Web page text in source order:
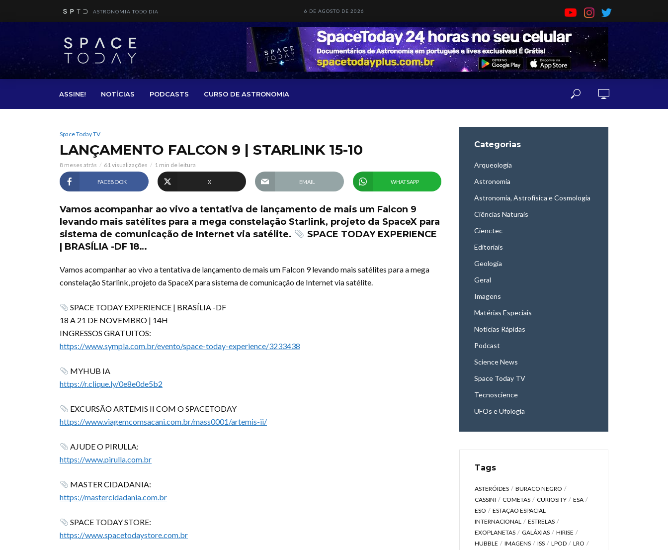
ASTRONOMIA TODO DIA 6 DE AGOSTO DE 2026
ASSINE! NOTÍCIAS PODCASTS CURSO DE ASTRONOMIA
Space Today TV
LANÇAMENTO FALCON 9 | STARLINK 15-10
8 meses atrás 61 visualizações 1 min de leitura
FACEBOOK X EMAIL WHATSAPP
Vamos acompanhar ao vivo a tentativa de lançamento de mais um Falcon 9
levando mais satélites para a mega constelação Starlink, projeto da SpaceX para
sistema de comunicação de Internet via satélite.
SPACE TODAY EXPERIENCE
| BRASÍLIA -DF 18…
Vamos acompanhar ao vivo a tentativa de lançamento de mais um Falcon 9 levando mais satélites para a mega
constelação Starlink, projeto da SpaceX para sistema de comunicação de Internet via satélite.
SPACE TODAY EXPERIENCE | BRASÍLIA -DF
18 A 21 DE NOVEMBRO | 14H
INGRESSOS GRATUITOS:
https://www.sympla.com.br/evento/space-today-experience/3233438
MYHUB IA
https://r.clique.ly/0e8e0de5b2
EXCURSÃO ARTEMIS II COM O SPACETODAY
https://www.viagemcomsacani.com.br/mass0001/artemis-ii/
AJUDE O PIRULLA:
https://www.pirulla.com.br
MASTER CIDADANIA:
https://mastercidadania.com.br
SPACE TODAY STORE:
https://www.spacetodaystore.com.br
Categorias
Arqueologia
Astronomia
Astronomia, Astrofísica e Cosmologia
Ciências Naturais
Cienctec
Editoriais
Geologia
Geral
Imagens
Matérias Especiais
Notícias Rápidas
Podcast
Science News
Space Today TV
Tecnoscience
UFOs e Ufologia
Tags
ASTERÓIDES
BURACO NEGRO
CASSINI
COMETAS CURIOSITY
ESA
ESO
ESTAÇÃO ESPACIAL
INTERNACIONAL
ESTRELAS
EXOPLANETAS
GALÁXIAS
HIRISE
HUBBLE
IMAGENS ISS LPOD
LRO